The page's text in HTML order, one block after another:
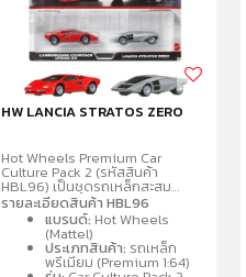
HW LANCIA STRATOS ZERO
Hot Wheels Premium Car
Culture Pack 2 (รหัสสินค้า
HBL96) เป็นชุดรถเหล็กสะสม
พรีเมียมขนาด 1:64 จำนวน 2 คันต่อ
แพ็ค โดดเด่นด้วยรายละเอียด
สมจริง ล้อจำลองยางจริง ตัวรถ
และฐานผลิตจากโลหะ
(Metal/Metal) คละแบบรถสปอร์ต
และรถแข่งที่เป็นที่นิยม เช่น
รายละเอียดสินค้า HBL96
แบรนด์: Hot Wheels
(Mattel)
ประเภทสินค้า: รถเหล็ก
พรีเมียม (Premium 1:64)